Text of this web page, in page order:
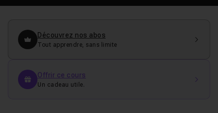
Découvrez nos abos
Tout apprendre, sans limite
Offrir ce cours
Un cadeau utile.